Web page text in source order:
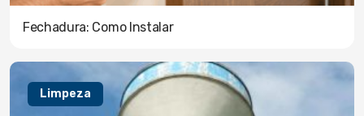
Fechadura: Como Instalar
Limpeza